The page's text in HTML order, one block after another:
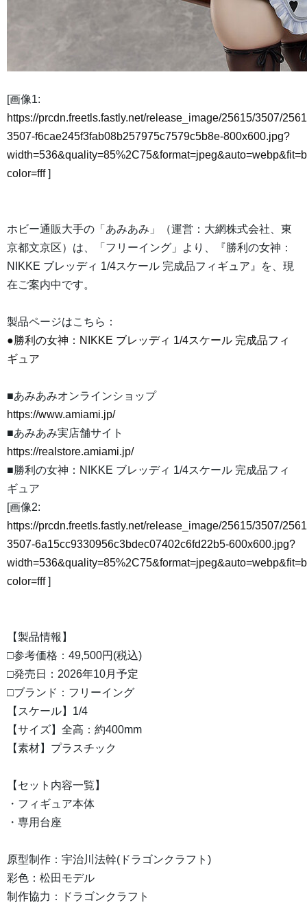
[画像1:
https://prcdn.freetls.fastly.net/release_image/25615/3507/
3507-f6cae245f3fab08b257975c7579c5b8e-800x600.jpg?
color=fff]
ホビー通販大手の「あみあみ」（運営：大網株式会社、東
京都文京区）は、「フリーイング」より、『勝利の女神：
NIKKE ブレッディ 1/4スケール 完成品フィギュア』を、現
在ご案内中です。
製品ページはこちら：
●勝利の女神：NIKKE ブレッディ 1/4スケール 完成品フィ
ギュア
■あみあみオンラインショップ
https://www.amiami.jp/
■あみあみ実店舗サイト
https://realstore.amiami.jp/
■勝利の女神：NIKKE ブレッディ 1/4スケール 完成品フィ
ギュア
[画像2:
https://prcdn.freetls.fastly.net/release_image/25615/3507/
3507-6a15cc9330956c3bdec07402c6fd22b5-600x600.jpg?
color=fff]
【製品情報】
□参考価格：49,500円(税込)
□発売日：2026年10月予定
□ブランド：フリーイング
【スケール】1/4
【サイズ】全高：約400mm
【素材】プラスチック
【セット内容一覧】
・フィギュア本体
・専用台座
原型制作：宇治川法幹(ドラゴンクラフト)
彩色：松田モデル
制作協力：ドラゴンクラフト